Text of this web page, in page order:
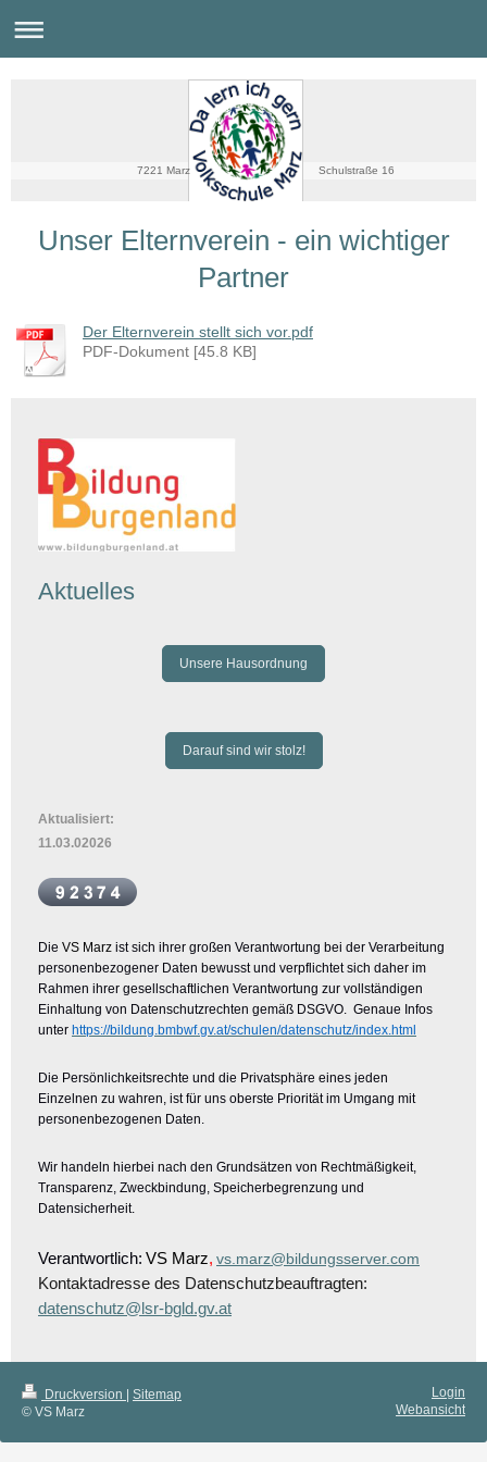
7221 Marz Schulstraße 16
Unser Elternverein - ein wichtiger
Partner
Der Elternverein stellt sich vor.pdf
PDF-Dokument [45.8 KB]
Aktuelles
Unsere Hausordnung
Darauf sind wir stolz!
Aktualisiert:
11.03.02026
Die VS Marz ist sich ihrer großen Verantwortung bei der Verarbeitung
personenbezogener Daten bewusst und verpflichtet sich daher im
Rahmen ihrer gesellschaftlichen Verantwortung zur vollständigen
Einhaltung von Datenschutzrechten gemäß DSGVO. Genaue Infos
unter https://bildung.bmbwf.gv.at/schulen/datenschutz/index.html
Die Persönlichkeitsrechte und die Privatsphäre eines jeden
Einzelnen zu wahren, ist für uns oberste Priorität im Umgang mit
personenbezogenen Daten.
Wir handeln hierbei nach den Grundsätzen von Rechtmäßigkeit,
Transparenz, Zweckbindung, Speicherbegrenzung und
Datensicherheit.
Verantwortlich: VS Marz, vs.marz@bildungsserver.com
Kontaktadresse des Datenschutzbeauftragten:
datenschutz@lsr-bgld.gv.at
Druckversion | Sitemap
© VS Marz
Login
Webansicht